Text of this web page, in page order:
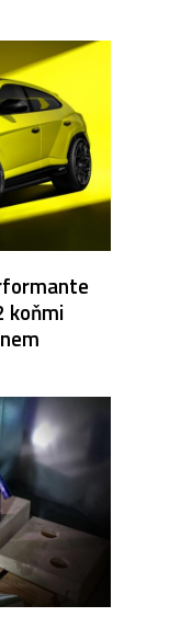
koňmi